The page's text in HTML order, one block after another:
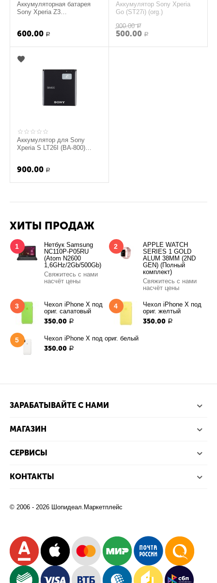
Аккумуляторная батарея
Sony Xperia Z3
600.00 Р
Аккумулятор Sony Xperia
Go (ST27i) (org.)
900.00 Р
500.00 Р
Аккумулятор для Sony
Xperia S LT26I (BA-800)
900.00 Р
ХИТЫ ПРОДАЖ
1
Нетбук Samsung
NC110P-P05RU
(Atom N2600
1,6GHz/2Gb/500Gb)
Свяжитесь с нами
насчёт цены
2
APPLE WATCH
SERIES 1 GOLD
ALUM 38MM (2ND
GEN) (Полный
комплект)
Свяжитесь с нами
насчёт цены
3
Чехол iPhone X под
ориг. салатовый
350.00 Р
4
Чехол iPhone X под
ориг. желтый
350.00 Р
5 Чехол iPhone X под ориг. белый
350.00 Р
ЗАРАБАТЫВАЙТЕ С НАМИ
МАГАЗИН
СЕРВИСЫ
КОНТАКТЫ
© 2006 - 2026 Шопидеал.Маркетплейс